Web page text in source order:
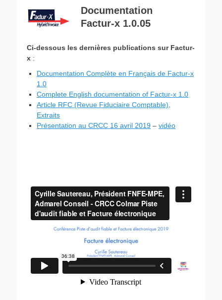
Documentation
Factur-x 1.0.05
Ci-dessous les dernières publications sur Factur-
x :
Documentation Complète en Français de Factur-x
1.0
Complete English documentation of Factur-x 1.0
Article RFC (Revue Fiduciaire Comptable),
Extraits
Présentation au CRCC 16 avril 2019 – vidéo